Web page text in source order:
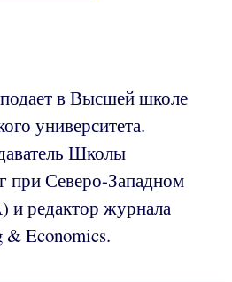
в Высшей школе
университета.
Школы
при Северо-Западном
редактор журнала
& Economics.